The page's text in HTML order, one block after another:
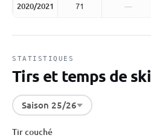
2020/2021 71 —
STATISTIQUES
Tirs et temps de ski
Saison 25/26
Tir couché